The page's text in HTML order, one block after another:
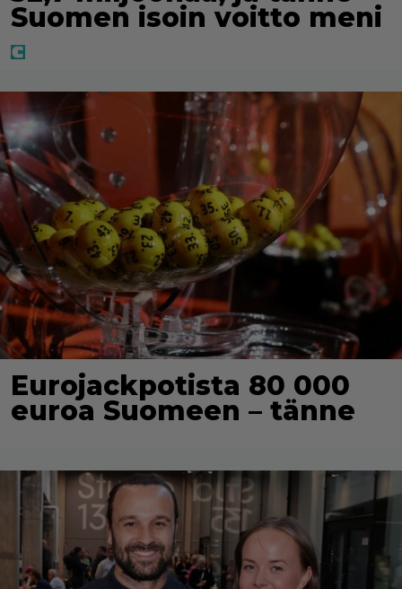
Suomen isoin voitto meni
Eurojackpotista 80 000
euroa Suomeen – tänne